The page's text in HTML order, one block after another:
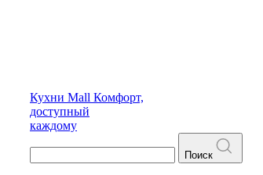
Кухни Mall Комфорт,
доступный
каждому
Поиск